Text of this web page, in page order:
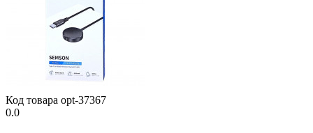
Код товара opt-37367
0.0